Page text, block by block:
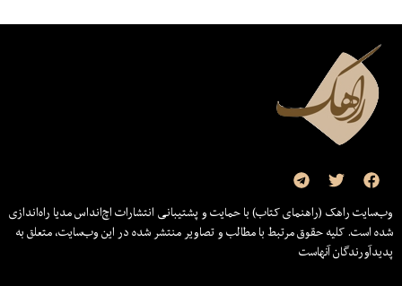
وب‌سایت راهک (راهنمای کتاب) با حمایت و پشتیبانی انتشارات اچ‌اند‌اس مدیا راه‌اندازی
شده است. کلیه حقوق مرتبط با مطالب و تصاویر منتشر شده در این وب‌سایت، متعلق به
پدیدآورندگان آنهاست